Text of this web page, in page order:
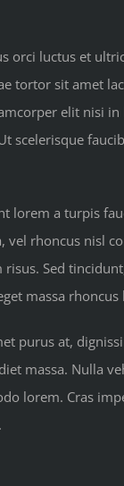
orci luctus et
tortor sit amet
elit nisi
scelerisque
lorem a turpis
rhoncus nisl
Sed
massa
purus at,
massa. Nulla
lorem. Cras